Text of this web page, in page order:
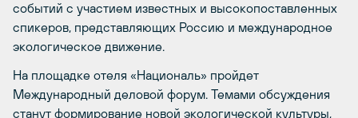
событий с участием известных и высокопоставленных
спикеров, представляющих Россию и международное
экологическое движение.
На площадке отеля «Националь» пройдет
Международный деловой форум. Темами обсуждения
станут формирование новой экологической культуры,